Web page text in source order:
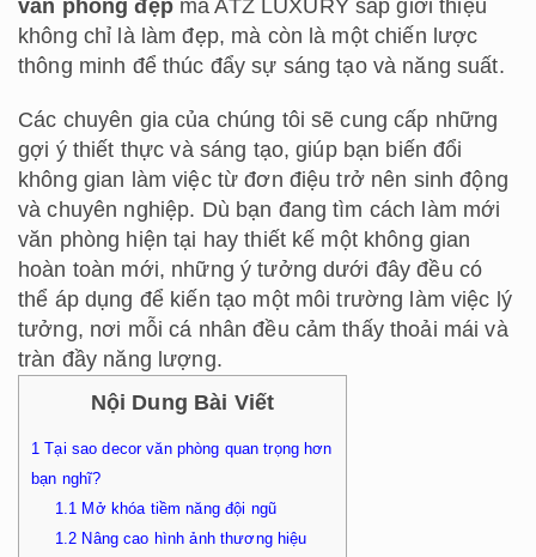
văn phòng đẹpmà ATZ LUXURY sắp giới thiệu
không chỉ là làm đẹp, mà còn là một chiến lược
thông minh để thúc đẩy sự sáng tạo và năng suất.
Các chuyên gia của chúng tôi sẽ cung cấp những
gợi ý thiết thực và sáng tạo, giúp bạn biến đổi
không gian làm việc từ đơn điệu trở nên sinh động
và chuyên nghiệp. Dù bạn đang tìm cách làm mới
văn phòng hiện tại hay thiết kế một không gian
hoàn toàn mới, những ý tưởng dưới đây đều có
thể áp dụng để kiến tạo một môi trường làm việc lý
tưởng, nơi mỗi cá nhân đều cảm thấy thoải mái và
tràn đầy năng lượng.
Nội Dung Bài Viết
1 Tại sao decor văn phòng quan trọng hơn
bạn nghĩ?
1.1 Mở khóa tiềm năng đội ngũ
1.2 Nâng cao hình ảnh thương hiệu